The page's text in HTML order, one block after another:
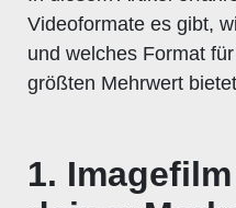
Videoformate es gibt,
und welches Format
größten Mehrwert
1.